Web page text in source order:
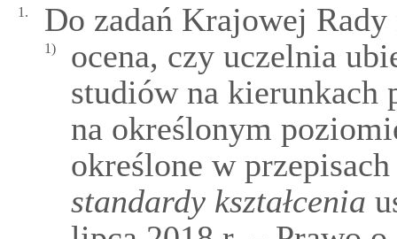
1. Do zadań Krajowej Rady
1)
ocena, czy uczelnia
studiów na kierunkach
na określonym
określone w
standardy kształcenia